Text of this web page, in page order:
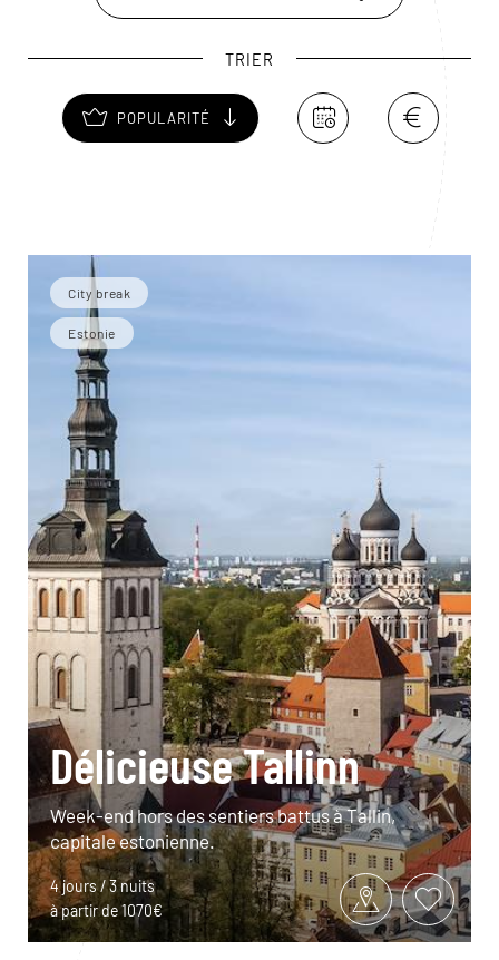
TRIER
POPULARITÉ
City break
Estonie
Délicieuse Tallinn
Week-end hors des sentiers battus à Tallin,
capitale estonienne.
4 jours / 3 nuits
à partir de 1070€